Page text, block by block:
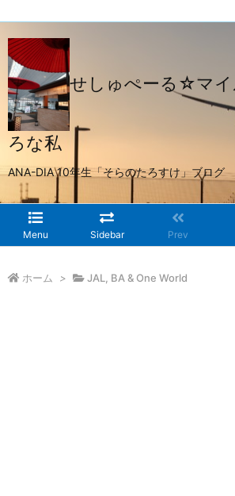
せしゅぺーる☆マイ
ろな私
ANA-DIA 10年生「そらのたろすけ」ブログ
Menu Sidebar Prev
ホーム > JAL, BA & One World